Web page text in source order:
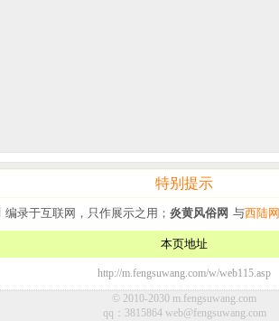
特别提示
编录于互联网，只作展示之用； 炎黄风俗网 与西陆网
本页地址
http://m.fengsuwang.com/w/web115.asp
© 2010-2030 m.fengsuwang.com
qq：3815864 web@fengsuwang.com